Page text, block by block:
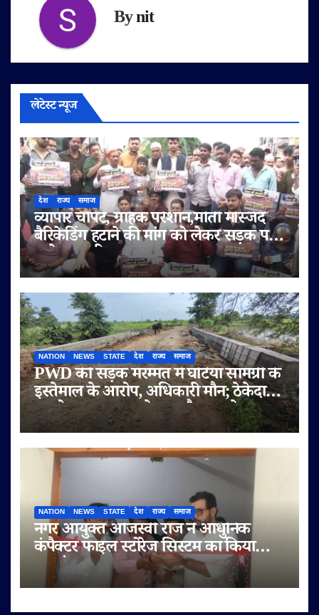
Bynit
लेटेस्ट न्यूज
देश राज्य समाज
व्यापार चौपट, ग्राहक परेशान,मोती मस्जिद
बैरिकेडिंग हटाने की मांग को लेकर सड़क पर
उतरे व्यापारी
NATION NEWS STATE देश राज्य समाज
PWD की सड़क मरम्मत में घटिया सामग्री के
इस्तेमाल के आरोप, अधिकारी मौन; ठेकेदार
पर दोबारा गुणवत्ता से समझौता करने का
आरोप
NATION NEWS STATE देश राज्य समाज
नगर आयुक्त ओजस्वी राज ने आधुनिक
कंपैक्टर फाइल स्टोरेज सिस्टम का किया
शुभारंभ